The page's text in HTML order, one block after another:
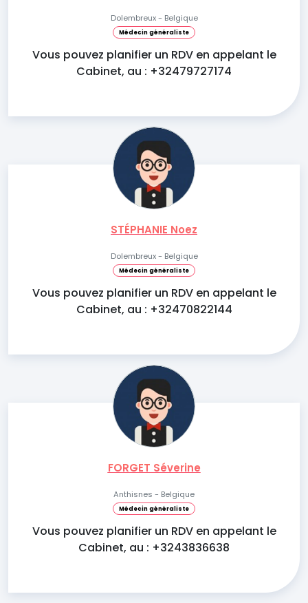
Dolembreux - Belgique
Médecin généraliste
Vous pouvez planifier un RDV en appelant le
Cabinet, au : +32479727174
STÉPHANIE Noez
Dolembreux - Belgique
Médecin généraliste
Vous pouvez planifier un RDV en appelant le
Cabinet, au : +32470822144
FORGET Séverine
Anthisnes - Belgique
Médecin généraliste
Vous pouvez planifier un RDV en appelant le
Cabinet, au : +3243836638